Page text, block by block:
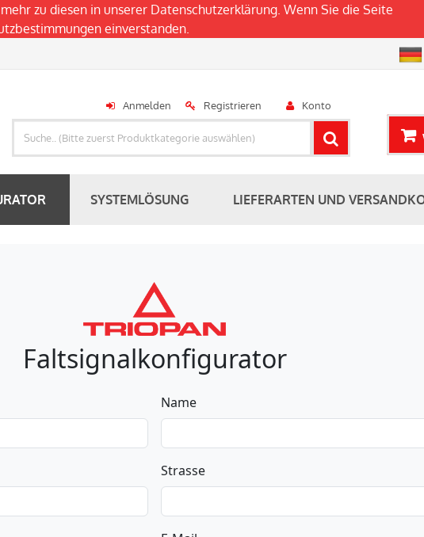
zu diesen in unserer Datenschutzerklärung. Wenn Sie die Seite
einverstanden.
Anmelden Registrieren Konto
SYSTEMLÖSUNG LIEFERARTEN UND